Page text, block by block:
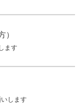
）
ます
します